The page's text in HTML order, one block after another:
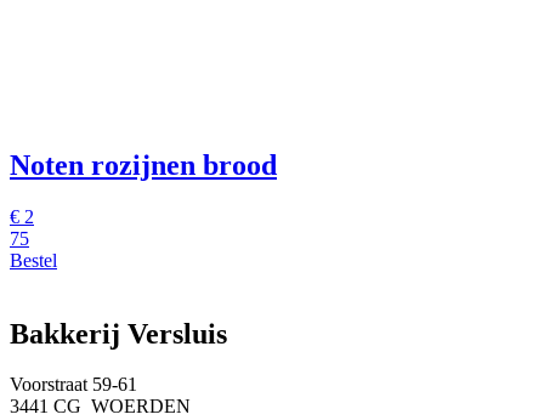
Noten rozijnen brood
€ 2
75
Bestel
Bakkerij Versluis
Voorstraat 59-61
3441 CG WOERDEN